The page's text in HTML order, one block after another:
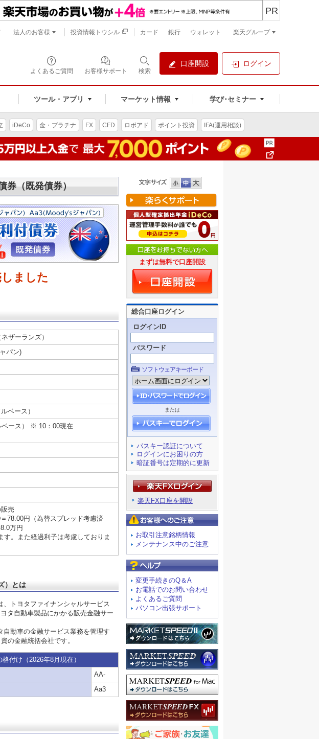
よくあるご質問 お客様サポート 検索
口座開設 ログイン
ツール・アプリ マーケット情報 学び･セミナー
PR
法人のお客様 投資情報トウシル カード 銀行 ウォレット 楽天グループ
iDeCo 金・プラチナ FX CFD ロボアド ポイント投資 IFA(運用相談)
券（既発債券）
ました
ザーランズ）
パン)
ベース）
ベース） ※ 10：00現在
売
78.00円（為替スプレッド考慮済
万円
す。また経過利子は考慮しておりま
）とは
、トヨタファイナンシャルサービス
タ自動車製品にかかる販売金融サー
自動車の金融サービス業務を管理す
の金融統括会社です。
格付け （2026年8月現在）
AA-
Aa3
まずは無料で口座開設
総合口座ログイン
ログインID
パスワード
ソフトウェアキーボード
または
パスキー認証について
ログインにお困りの方
暗証番号は定期的に更新
楽天FX口座を開設
お取引注意銘柄情報
メンテナンス中のご注意
変更手続きのQ＆A
お電話でのお問い合わせ
よくあるご質問
パソコン出張サポート